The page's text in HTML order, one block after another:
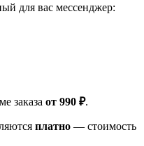
для вас мессенджер:
заказа от 990 ₽.
платно — стоимость